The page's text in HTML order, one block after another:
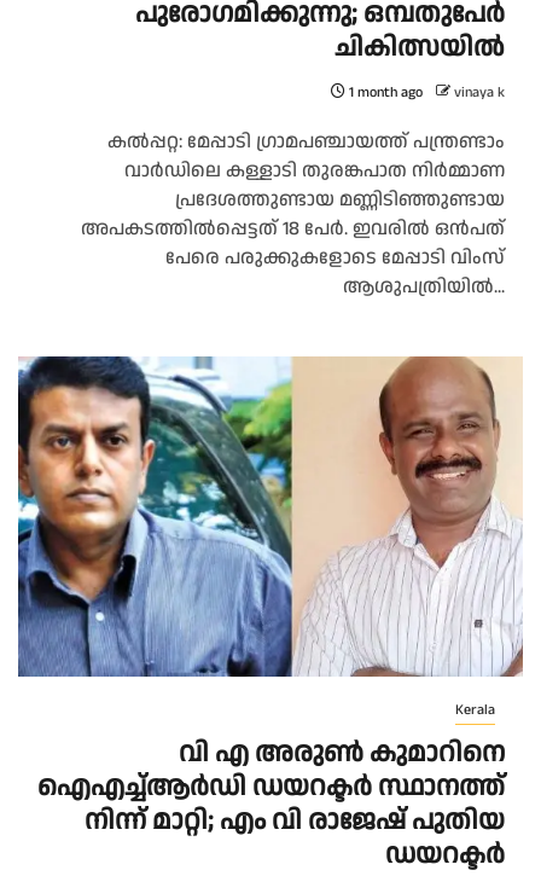
പുരോഗമിക്കുന്നു; ഒമ്പതുപേർ
ചികിത്സയിൽ
1 month ago vinaya k
കൽപ്പറ്റ: മേപ്പാടി ഗ്രാമപഞ്ചായത്ത് പന്ത്രണ്ടാം
വാർഡിലെ കള്ളാടി തുരങ്കപാത നിർമ്മാണ
പ്രദേശത്തുണ്ടായ മണ്ണിടിഞ്ഞുണ്ടായ
അപകടത്തിൽപ്പെട്ടത് 18 പേർ. ഇവരിൽ ഒൻപത്
പേരെ പരുക്കുകളോടെ മേപ്പാടി വിംസ്
ആശുപത്രിയിൽ...
Kerala
വി എ അരുണ്‍ കുമാറിനെ
ഐഎച്ച്ആര്‍ഡി ഡയറക്ടര്‍ സ്ഥാനത്ത്
നിന്ന് മാറ്റി; എം വി രാജേഷ് പുതിയ
ഡയറക്ടർ